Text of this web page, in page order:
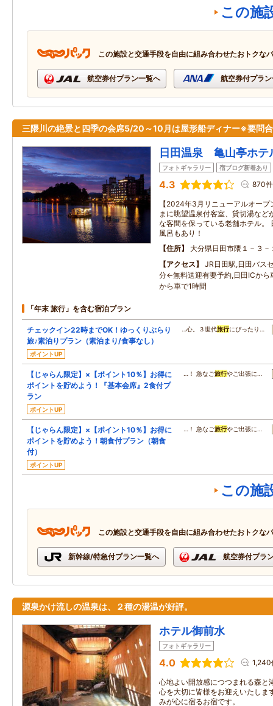
この施
この施設と交通手段を自由に組み合わせたおトクな
航空券付プラン一覧へ 航空券付プラ
三隈川の絶景と四季の会席5/20～10月は屋形船ディナー※要問
日田温泉 亀山亭ホテ
フォトギャラリー 宿ブログ新着あり
4.3 870件
【2024年3月リニューアルオー
まに眺望温泉付客室、貸切湯など
な客間を保っている老舗ホテル。
風呂もあり！
住所
大分県日田市隈１－３－
アクセス
JR日田駅,日田バス
分←無料送迎有要予約,日田ICから
から車で1時間
「年末 旅行」を含む宿泊プラン
チェックイン22時までOK！ゆっくりぶらり
旅♪素泊りプラン（素泊まり/食事なし）
ポイントUP
…心。３世代旅行にぴったり…
【じゃらん限定】×【ポイント10％】お得に
ポイントを貯めよう！『基本会席』2食付プ
ラン
ポイントUP
…！ 急なご旅行やご出張に…
【じゃらん限定】×【ポイント10％】お得に
ポイントを貯めよう！朝食付プラン（朝食
付）
ポイントUP
…！ 急なご旅行やご出張に…
この施
この施設と交通手段を自由に組み合わせたおトクな
新幹線/特急付プラン一覧へ 航空券付プラ
源泉かけ流しの温泉は、２種の湯温が好評。
ホテル御前水
フォトギャラリー
4.0 1,240
心地よい開放感につつまれる森と
心を大切に皆様をお迎えいたしま
みが心に宿るお宿です。